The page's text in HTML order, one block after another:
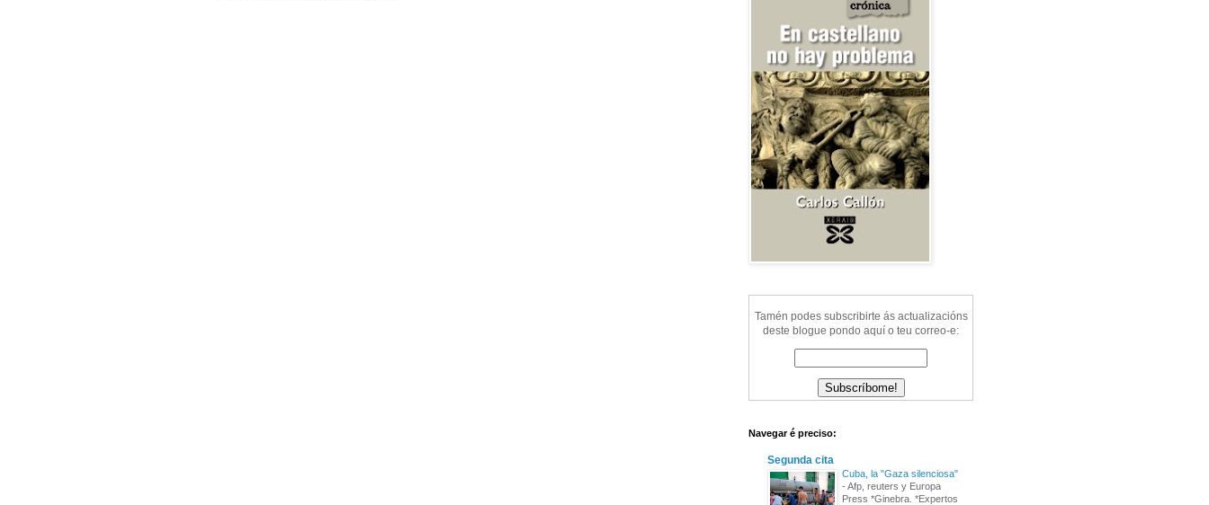
Tamén podes subscribirte ás actualizacións
deste blogue pondo aquí o teu correo-e:
Navegar é preciso:
Segunda cita
Cuba, la "Gaza silenciosa"
- Afp, reuters y Europa
Press *Ginebra. *Expertos